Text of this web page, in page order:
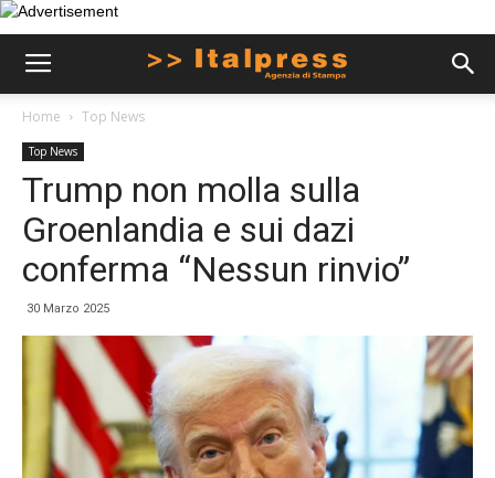
Home Top News
Top News
Trump non molla sulla
Groenlandia e sui dazi
conferma “Nessun rinvio”
30 Marzo 2025